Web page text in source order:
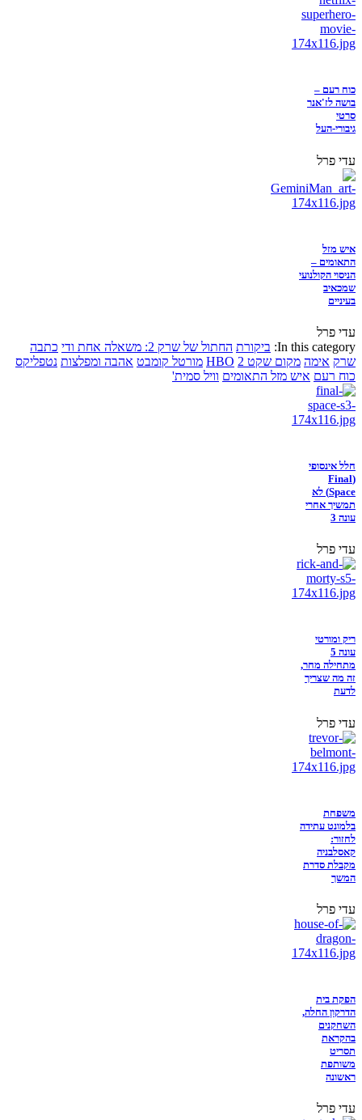
כוח רעם –
בושה לז'אנר
סרטי
גיבורי-העל
עדי פרל
איש מזל
התאומים –
הניסוי הקולנועי
שמכאיב
בעיניים
עדי פרל
In this category: ביקורת החתול של שרק 2: משאלה אחת ודי
כתבה
שרק אימה מקום שקט 2 HBO מורטל קומבט אהבה ומפלצות נטפליקס
כוח רעם איש מזל התאומים וויל סמית'
חלל אינסופי
(Final
Space) לא
תמשיך אחרי
עונה 3
עדי פרל
ריק ומורטי
עונה 5
מתחילה מחר,
זה מה שצריך
לדעת
עדי פרל
משפחת
בלמונט עתידה
לחזור:
קאסלבניה
מקבלת סדרת
המשך
עדי פרל
הפקת בית
הדרקון החלה,
השחקנים
בהקראת
תסריט
משותפת
ראשונה
עדי פרל